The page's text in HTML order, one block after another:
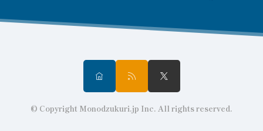
© Copyright Monodzukuri.jp Inc. All rights reserved.